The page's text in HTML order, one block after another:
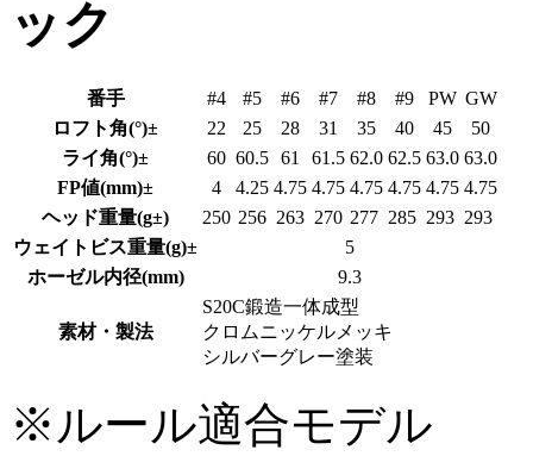
番手 #4 #5 #6 #7 #8 #9 PW GW
ロフト角(°)±
22 25 28 31 35 40 45
50
ライ角(°)±
60 60.5 61 61.5 62.0 62.5 63.0 63.0
FP値(mm)±
4 4.25 4.75 4.75 4.75 4.75 4.75 4.75
ヘッド重量(g±)
250 256 263 270 277 285 293 293
ウェイトビス重量(g)±
5
ホーゼル内径(mm)
9.3
素材・製法
S20C鍛造一体成型
クロムニッケルメッキ
シルバーグレー塗装
※ルール適合モデル